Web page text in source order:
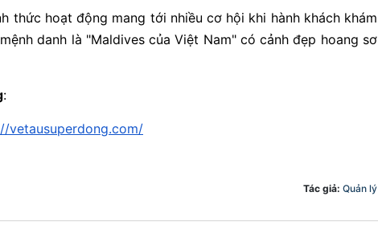
thức hoạt động mang tới nhiều cơ hội khi hành khách khám
danh là "Maldives của Việt Nam" có cảnh đẹp hoang sơ
:
vetausuperdong.com/
Tác giả: Quản lý